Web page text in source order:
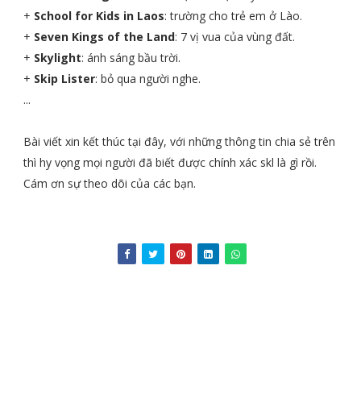
+ School for Kids in Laos: trường cho trẻ em ở Lào.
+ Seven Kings of the Land: 7 vị vua của vùng đất.
+ Skylight: ánh sáng bầu trời.
+ Skip Lister: bỏ qua người nghe.
...
Bài viết xin kết thúc tại đây, với những thông tin chia sẻ trên
thì hy vọng mọi người đã biết được chính xác skl là gì rồi.
Cám ơn sự theo dõi của các bạn.